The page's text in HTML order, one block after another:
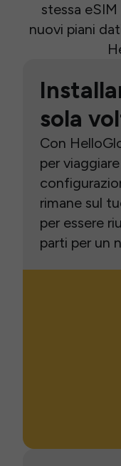
stessa
nuovi piani
sola
Con
per
rimane sul
per essere
parti per un